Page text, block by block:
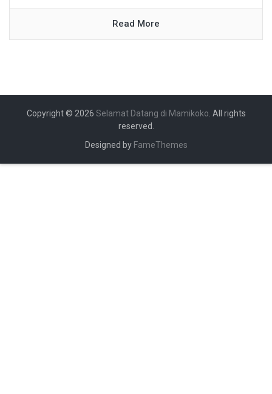
Read More
Copyright © 2026 Selamat Datang di Mamikoko . All rights
reserved.
Designed by FameThemes